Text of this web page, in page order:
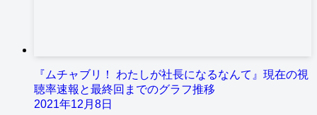
『ムチャブリ！ わたしが社長になるなんて』現在の視
聴率速報と最終回までのグラフ推移
2021年12月8日